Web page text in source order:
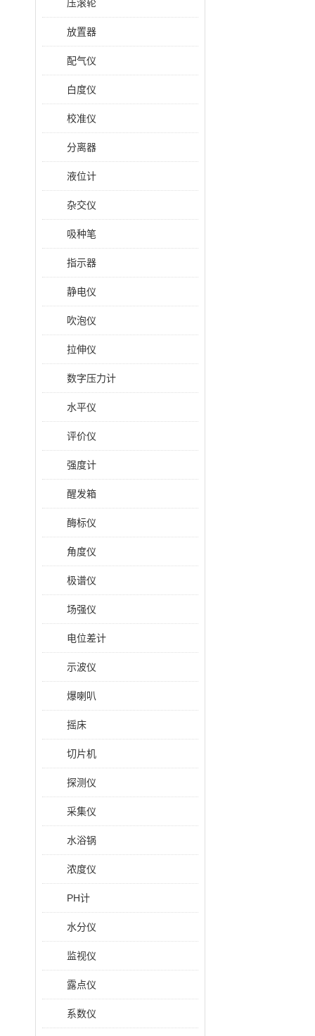
压滚轮
放置器
配气仪
白度仪
校准仪
分离器
液位计
杂交仪
吸种笔
指示器
静电仪
吹泡仪
拉伸仪
数字压力计
水平仪
评价仪
强度计
醒发箱
酶标仪
角度仪
极谱仪
场强仪
电位差计
示波仪
爆喇叭
摇床
切片机
探测仪
采集仪
水浴锅
浓度仪
PH计
水分仪
监视仪
露点仪
系数仪